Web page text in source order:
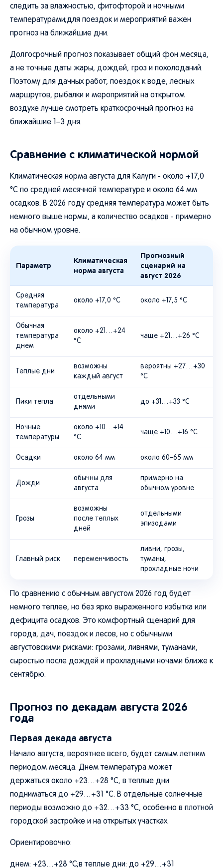
следить за влажностью, фитофторой и ночными
температурами;для поездок и мероприятий важен
прогноз на ближайшие дни.
Долгосрочный прогноз показывает общий фон месяца,
а не точные даты жары, дождей, гроз и похолоданий.
Поэтому для дачных работ, поездок к воде, лесных
маршрутов, рыбалки и мероприятий на открытом
воздухе лучше смотреть краткосрочный прогноз на
ближайшие 1–3 дня.
Сравнение с климатической нормой
Климатическая норма августа для Калуги - около +17,0
°C по средней месячной температуре и около 64 мм
осадков. В 2026 году средняя температура может быть
немного выше нормы, а количество осадков - примерно
на обычном уровне.
Параметр
Климатическая
норма августа
Прогнозный
сценарий на
август 2026
Средняя
температура
около +17,0 °C около +17,5 °C
Обычная
температура
днем
около +21…+24
°C
чаще +21…+26 °C
Теплые дни
возможны
каждый август
вероятны +27…+30
°C
Пики тепла
отдельными
днями
до +31…+33 °C
Ночные
температуры
около +10…+14
°C
чаще +10…+16 °C
Осадки около 64 мм около 60–65 мм
Дожди
обычны для
августа
примерно на
обычном уровне
Грозы
возможны
после теплых
дней
отдельными
эпизодами
Главный риск переменчивость
ливни, грозы,
туманы,
прохладные ночи
По сравнению с обычным августом 2026 год будет
немного теплее, но без ярко выраженного избытка или
дефицита осадков. Это комфортный сценарий для
города, дач, поездок и лесов, но с обычными
августовскими рисками: грозами, ливнями, туманами,
сыростью после дождей и прохладными ночами ближе к
сентябрю.
Прогноз по декадам августа 2026
года
Первая декада августа
Начало августа, вероятнее всего, будет самым летним
периодом месяца. Днем температура может
держаться около +23…+28 °C, в теплые дни
подниматься до +29…+31 °C. В отдельные солнечные
периоды возможно до +32…+33 °C, особенно в плотной
городской застройке и на открытых участках.
Ориентировочно:
днем: +23…+28 °C;в теплые дни: до +29…+31